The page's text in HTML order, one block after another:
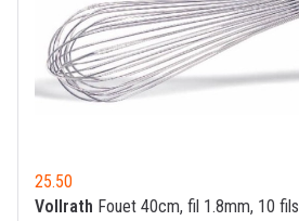
25.50
Vollrath Fouet 40cm, fil 1.8mm, 10 fils